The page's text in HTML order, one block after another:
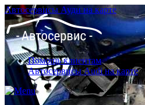
Автосервисы Ауди на карте
Помощь клиентам
Автосервисы Audi на карте